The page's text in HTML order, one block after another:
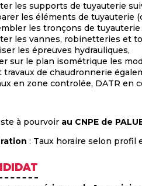
les supports de tuyauterie
les éléments de tuyauterie
les tronçons de
les vannes, robinetteries et
les épreuves hydrauliques,
sur le plan isométrique les
travaux de chaudronnerie
en zone controlée, DATR en
à pourvoir au CNPE de
: Taux horaire selon profil